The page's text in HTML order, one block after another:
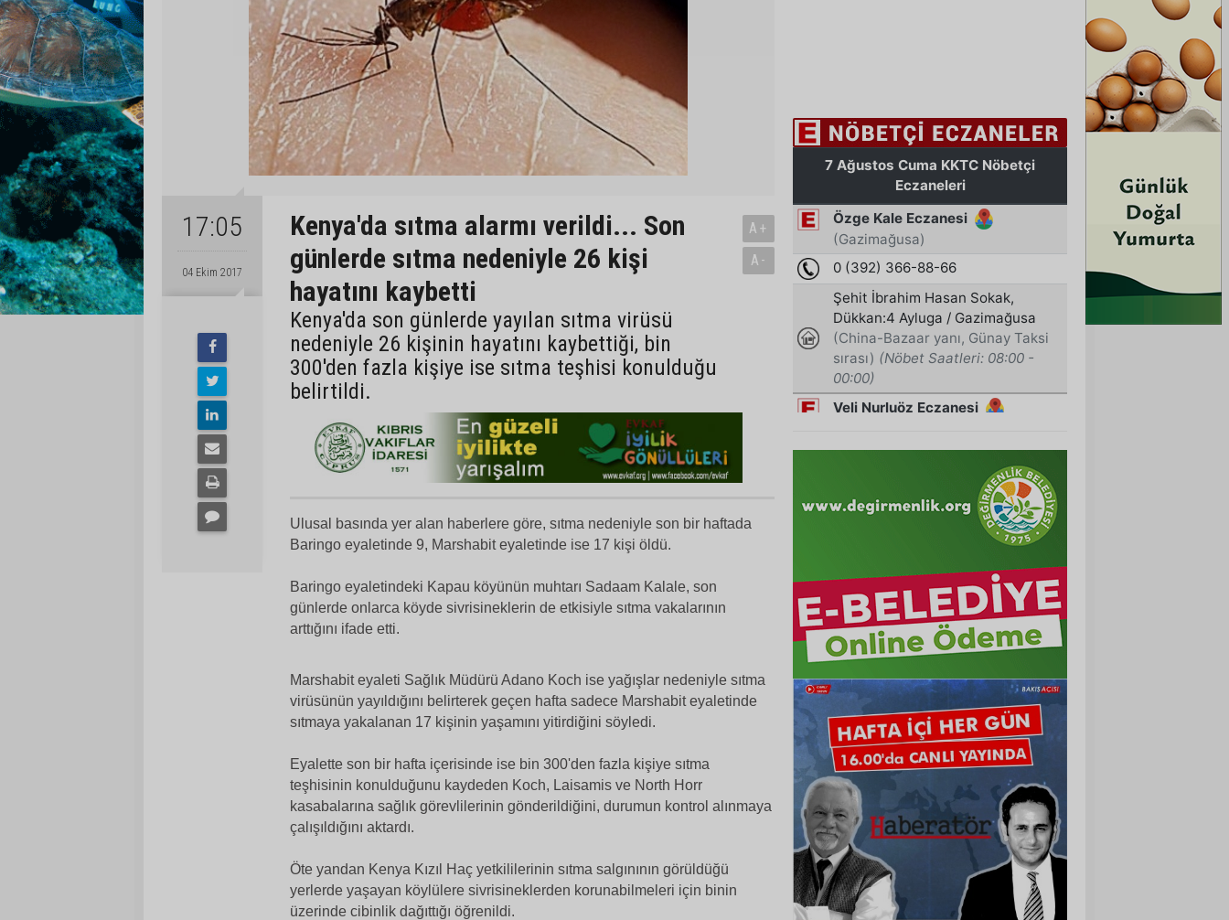
17:05
04 Ekim 2017
Kenya'da sıtma alarmı verildi... Son
günlerde sıtma nedeniyle 26 kişi
hayatını kaybetti
Kenya'da son günlerde yayılan sıtma virüsü
nedeniyle 26 kişinin hayatını kaybettiği, bin
300'den fazla kişiye ise sıtma teşhisi konulduğu
belirtildi.
A+
A-
Ulusal basında yer alan haberlere göre, sıtma nedeniyle son bir haftada
Baringo eyaletinde 9, Marshabit eyaletinde ise 17 kişi öldü.
Baringo eyaletindeki Kapau köyünün muhtarı Sadaam Kalale, son
günlerde onlarca köyde sivrisineklerin de etkisiyle sıtma vakalarının
arttığını ifade etti.
Marshabit eyaleti Sağlık Müdürü Adano Koch ise yağışlar nedeniyle sıtma
virüsünün yayıldığını belirterek geçen hafta sadece Marshabit eyaletinde
sıtmaya yakalanan 17 kişinin yaşamını yitirdiğini söyledi.
Eyalette son bir hafta içerisinde ise bin 300'den fazla kişiye sıtma
teşhisinin konulduğunu kaydeden Koch, Laisamis ve North Horr
kasabalarına sağlık görevlilerinin gönderildiğini, durumun kontrol alınmaya
çalışıldığını aktardı.
Öte yandan Kenya Kızıl Haç yetkililerinin sıtma salgınının görüldüğü
yerlerde yaşayan köylülere sivrisineklerden korunabilmeleri için binin
üzerinde cibinlik dağıttığı öğrenildi.